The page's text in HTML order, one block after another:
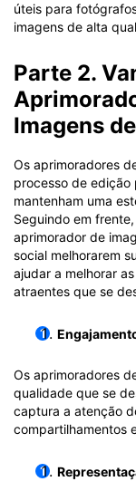
úteis para
imagens de alta
Parte 2.
Imagens
Os aprimoradores
processo de edição
mantenham uma
Seguindo em
aprimorador de
social melhorarem
ajudar a melhorar
atraentes que se
Os aprimoradores
qualidade que se
captura a atenção
compartilhamentos